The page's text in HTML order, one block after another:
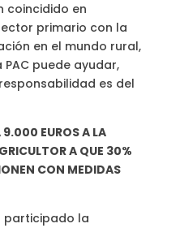
coincidido en
primario con la
en el mundo rural,
puede ayudar,
es del
9.000 EUROS A LA
A QUE 30%
CON MEDIDAS
participado la